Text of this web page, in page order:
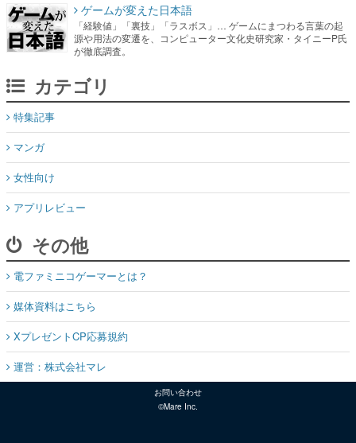
ゲームが変えた日本語
「経験値」「裏技」「ラスボス」… ゲームにまつわる言葉の起
源や用法の変遷を、コンピューター文化史研究家・タイニーP氏
が徹底調査。
カテゴリ
特集記事
マンガ
女性向け
アプリレビュー
その他
電ファミニコゲーマーとは？
媒体資料はこちら
XプレゼントCP応募規約
運営：株式会社マレ
お問い合わせ
©Mare Inc.